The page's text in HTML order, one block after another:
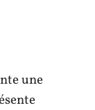
une